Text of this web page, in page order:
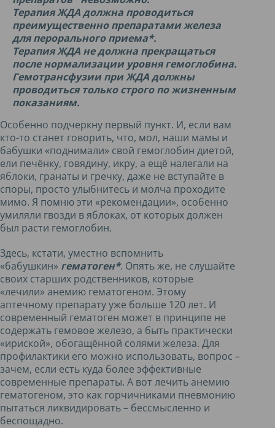
Терапия ЖДА должна проводиться
преимущественно препаратами железа
для перорального приема*.
Терапия ЖДА не должна прекращаться
после нормализации уровня гемоглобина.
Гемотрансфузии при ЖДА должны
проводиться только строго по жизненным
показаниям.
Особенно подчеркну первый пункт. И, если вам
кто-то станет говорить, что, мол, наши мамы и
бабушки «поднимали» свой гемоглобин диетой,
ели печёнку, говядину, икру, а ещё налегали на
яблоки, гранаты и гречку, даже не вступайте в
споры, просто улыбнитесь и молча проходите
мимо. Я помню эти «рекомендации», особенно
умиляли гвозди в яблоках, от которых должен
был расти гемоглобин.
Здесь, кстати, уместно вспомнить
«бабушкин» гематоген*. Опять же, не слушайте
своих старших родственников, которые
«лечили» анемию гематогеном. Этому
аптечному препарату уже больше 120 лет. И
современный гематоген может в принципе не
содержать гемовое железо, а быть практически
«ириской», обогащённой солями железа. Для
профилактики его можно использовать, вопрос –
зачем, если есть куда более эффективные
современные препараты. А вот лечить анемию
гематогеном, это как горчичниками пневмонию
пытаться ликвидировать – бессмысленно и
беспощадно.